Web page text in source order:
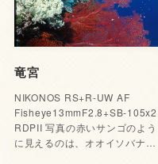
竜宮
NIKONOS RS+R-UW AF
Fisheye13mmF2.8+SB-105x2
RDPII 写真の赤いサンゴのよう
に見えるのは、オオイソバナ…